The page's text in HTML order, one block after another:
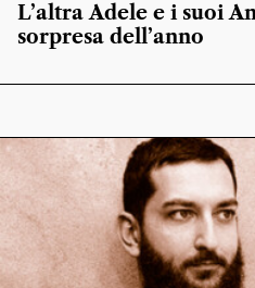
L’altra Adele e i suoi
sorpresa dell’anno